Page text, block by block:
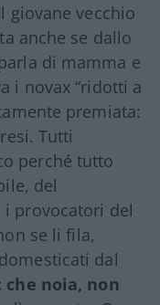
giovane vecchio
anche se dallo
di mamma e
i novax “ridotti a
premiata:
Tutti
perché tutto
del
provocatori del
se li fila,
dal
che noia, non